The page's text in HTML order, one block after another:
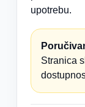
upotrebu.
Stranica